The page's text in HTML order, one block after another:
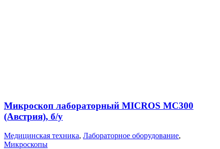
Микроскоп лабораторный MICROS MC300
(Австрия), б/у
Медицинская техника, Лабораторное оборудование,
Микроскопы